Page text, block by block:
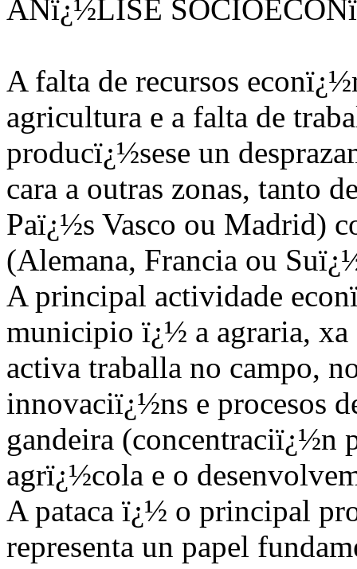
ANï¿½LISE
A falta de recursos
agricultura e a falta de
producï¿½sese un
cara a outras zonas, tanto
Paï¿½s Vasco ou Madrid)
(Alemana, Francia ou
A principal actividade
municipio ï¿½ a agraria,
activa traballa no campo,
innovaciï¿½ns e procesos
gandeira (concentraciï¿½n
agrï¿½cola e o
A pataca ï¿½ o principal
representa un papel